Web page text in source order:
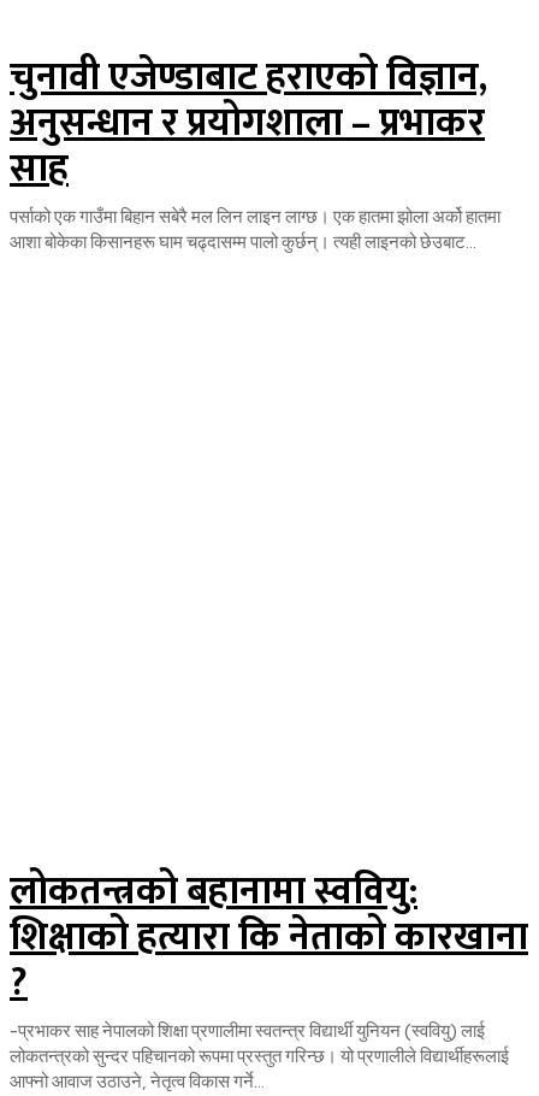
चुनावी एजेण्डाबाट हराएको विज्ञान,
अनुसन्धान र प्रयोगशाला – प्रभाकर
साह
पर्साको एक गाउँमा बिहान सबेरै मल लिन लाइन लाग्छ। एक हातमा झोला अर्को हातमा
आशा बोकेका किसानहरू घाम चढ्दासम्म पालो कुर्छन्। त्यही लाइनको छेउबाट...
लोकतन्त्रको बहानामा स्ववियु:
शिक्षाको हत्यारा कि नेताको कारखाना
?
-प्रभाकर साह नेपालको शिक्षा प्रणालीमा स्वतन्त्र विद्यार्थी युनियन (स्ववियु) लाई
लोकतन्त्रको सुन्दर पहिचानको रूपमा प्रस्तुत गरिन्छ। यो प्रणालीले विद्यार्थीहरूलाई
आफ्नो आवाज उठाउने, नेतृत्व विकास गर्ने...